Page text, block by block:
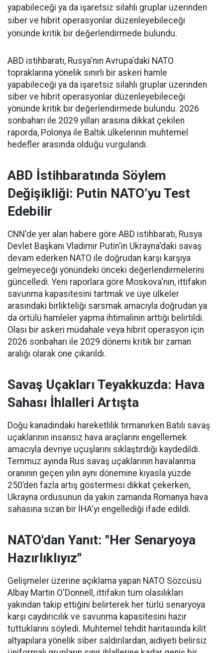
yapabileceği ya da işaretsiz silahlı gruplar üzerinden
siber ve hibrit operasyonlar düzenleyebileceği
yönünde kritik bir değerlendirmede bulundu.
ABD istihbaratı, Rusya'nın Avrupa'daki NATO
topraklarına yönelik sınırlı bir askeri hamle
yapabileceği ya da işaretsiz silahlı gruplar üzerinden
siber ve hibrit operasyonlar düzenleyebileceği
yönünde kritik bir değerlendirmede bulundu. 2026
sonbaharı ile 2029 yılları arasına dikkat çekilen
raporda, Polonya ile Baltık ülkelerinin muhtemel
hedefler arasında olduğu vurgulandı.
ABD İstihbaratında Söylem
Değişikliği: Putin NATO’yu Test
Edebilir
CNN'de yer alan habere göre ABD istihbaratı, Rusya
Devlet Başkanı Vladimir Putin'in Ukrayna'daki savaş
devam ederken NATO ile doğrudan karşı karşıya
gelmeyeceği yönündeki önceki değerlendirmelerini
güncelledi. Yeni raporlara göre Moskova'nın, ittifakın
savunma kapasitesini tartmak ve üye ülkeler
arasındaki birlikteliği sarsmak amacıyla doğrudan ya
da örtülü hamleler yapma ihtimalinin arttığı belirtildi.
Olası bir askeri müdahale veya hibrit operasyon için
2026 sonbaharı ile 2029 dönemi kritik bir zaman
aralığı olarak öne çıkarıldı.
Savaş Uçakları Teyakkuzda: Hava
Sahası İhlalleri Artışta
Doğu kanadındaki hareketlilik tırmanırken Batılı savaş
uçaklarının insansız hava araçlarını engellemek
amacıyla devriye uçuşlarını sıklaştırdığı kaydedildi.
Temmuz ayında Rus savaş uçaklarının havalanma
oranının geçen yılın aynı dönemine kıyasla yüzde
250’den fazla artış göstermesi dikkat çekerken,
Ukrayna ordusunun da yakın zamanda Romanya hava
sahasına sızan bir İHA'yı engellediği ifade edildi.
NATO'dan Yanıt: "Her Senaryoya
Hazırlıklıyız"
Gelişmeler üzerine açıklama yapan NATO Sözcüsü
Albay Martin O'Donnell, ittifakın tüm olasılıkları
yakından takip ettiğini belirterek her türlü senaryoya
karşı caydırıcılık ve savunma kapasitesini hazır
tuttuklarını söyledi. Muhtemel tehdit haritasında kilit
altyapılara yönelik siber saldırılardan, aidiyeti belirsiz